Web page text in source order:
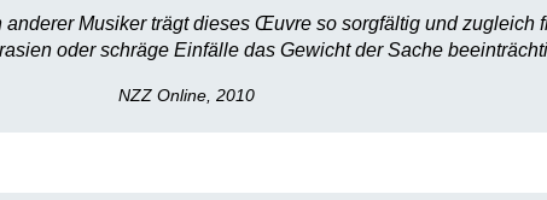
Musiker trägt dieses Œuvre so sorgfältig und zugleich
oder schräge Einfälle das Gewicht der Sache
NZZ Online, 2010